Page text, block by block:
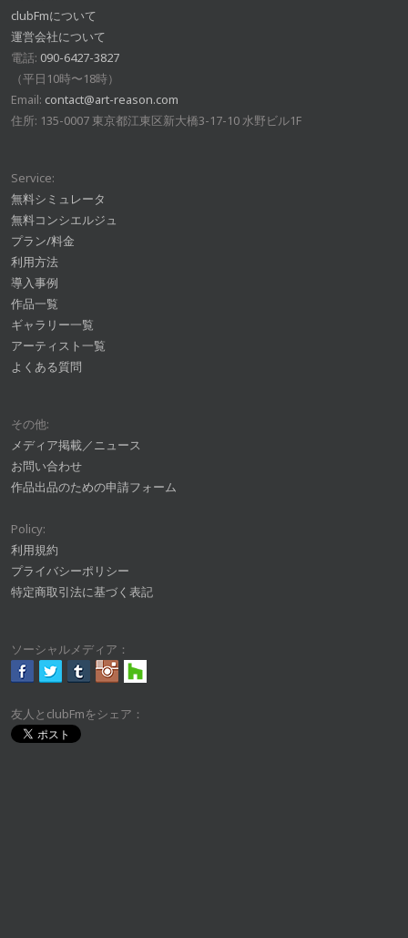
clubFmについて
運営会社について
電話: 090-6427-3827
（平日10時〜18時）
Email: contact@art-reason.com
住所: 135-0007 東京都江東区新大橋3-17-10 水野ビル1F
Service:
無料シミュレータ
無料コンシエルジュ
プラン/料金
利用方法
導入事例
作品一覧
ギャラリー一覧
アーティスト一覧
よくある質問
その他:
メディア掲載／ニュース
お問い合わせ
作品出品のための申請フォーム
Policy:
利用規約
プライバシーポリシー
特定商取引法に基づく表記
ソーシャルメディア：
友人とclubFmをシェア：